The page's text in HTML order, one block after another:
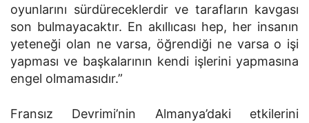
oyunlarını sürdüreceklerdir ve tarafların kavgası
son bulmayacaktır. En akıllıcası hep, her insanın
yeteneği olan ne varsa, öğrendiği ne varsa o işi
yapması ve başkalarının kendi işlerini yapmasına
engel olmamasıdır.”
Fransız Devrimi’nin Almanya’daki etkilerini